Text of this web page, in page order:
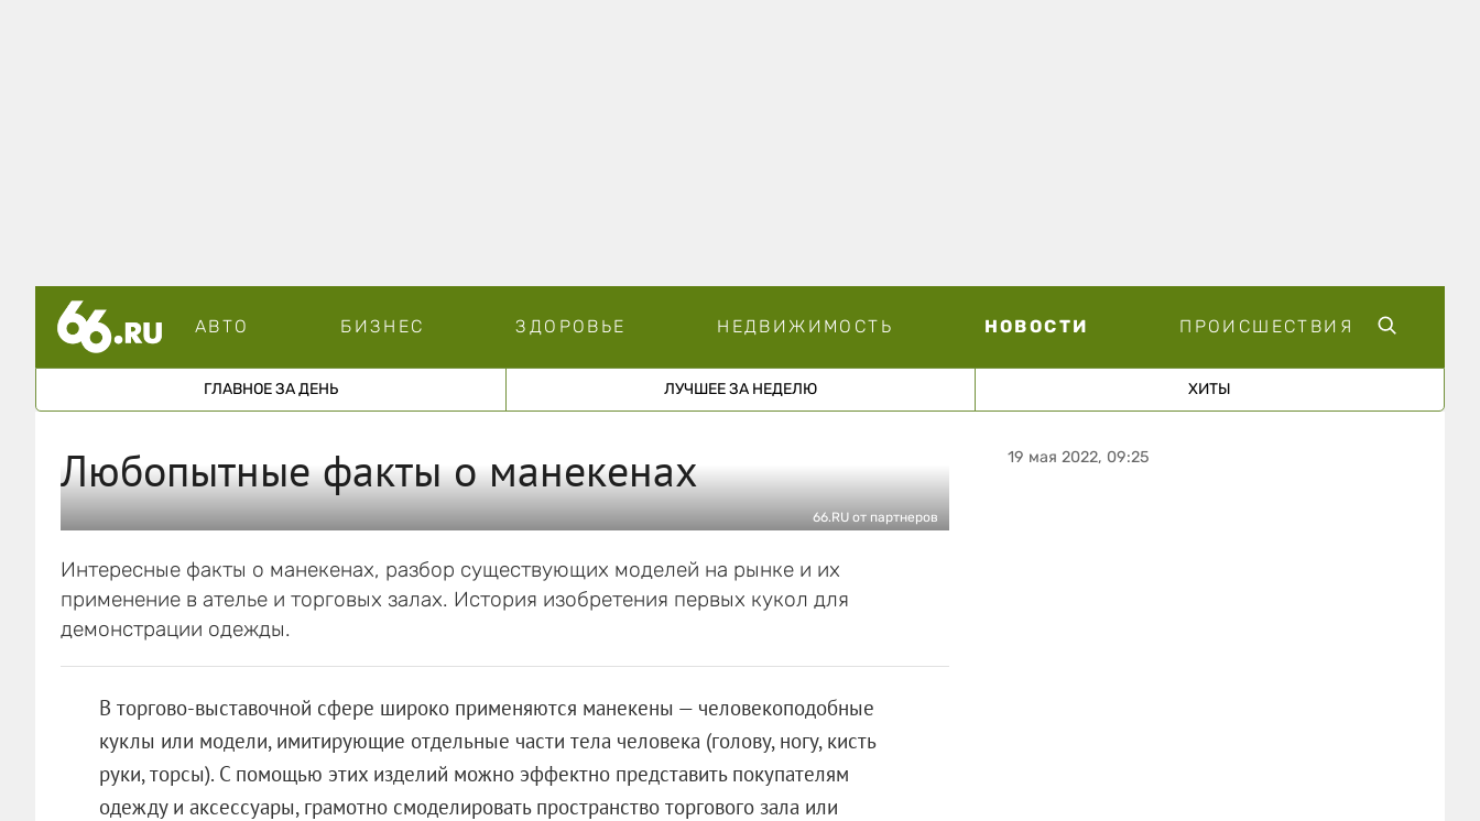
АВТО БИЗНЕС ЗДОРОВЬЕ НЕДВИЖИМОСТЬ НОВОСТИ ПРОИСШЕСТВИЯ
ГЛАВНОЕ ЗА ДЕНЬ ЛУЧШЕЕ ЗА НЕДЕЛЮ ХИТЫ
Любопытные факты о манекенах
66.RU от партнеров
Интересные факты о манекенах, разбор существующих моделей на рынке и их
применение в ателье и торговых залах. История изобретения первых кукол для
демонстрации одежды.
В торгово-выставочной сфере широко применяются манекены — человекоподобные
куклы или модели, имитирующие отдельные части тела человека (голову, ногу, кисть
руки, торсы). С помощью этих изделий можно эффектно представить покупателям
одежду и аксессуары, грамотно смоделировать пространство торгового зала или
19 мая 2022, 09:25